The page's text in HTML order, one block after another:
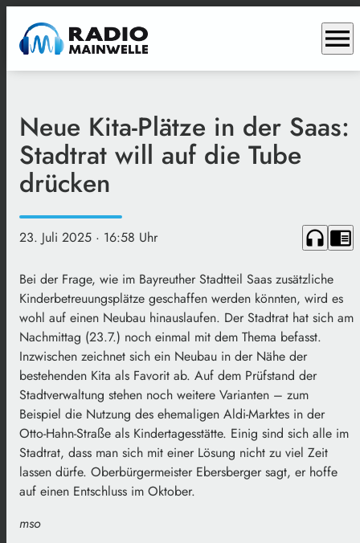
menu
Neue Kita-Plätze in der Saas:
Stadtrat will auf die Tube
drücken
23. Juli 2025 · 16:58 Uhr headphones chrome_reader_mode
Bei der Frage, wie im Bayreuther Stadtteil Saas zusätzliche
Kinderbetreuungsplätze geschaffen werden könnten, wird es
wohl auf einen Neubau hinauslaufen. Der Stadtrat hat sich am
Nachmittag (23.7.) noch einmal mit dem Thema befasst.
Inzwischen zeichnet sich ein Neubau in der Nähe der
bestehenden Kita als Favorit ab. Auf dem Prüfstand der
Stadtverwaltung stehen noch weitere Varianten – zum
Beispiel die Nutzung des ehemaligen Aldi-Marktes in der
Otto-Hahn-Straße als Kindertagesstätte. Einig sind sich alle im
Stadtrat, dass man sich mit einer Lösung nicht zu viel Zeit
lassen dürfe. Oberbürgermeister Ebersberger sagt, er hoffe
auf einen Entschluss im Oktober.
mso